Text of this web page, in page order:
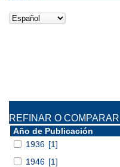
REFINAR O COMPARAR
Año de Publicación
1936 [1]
1946 [1]